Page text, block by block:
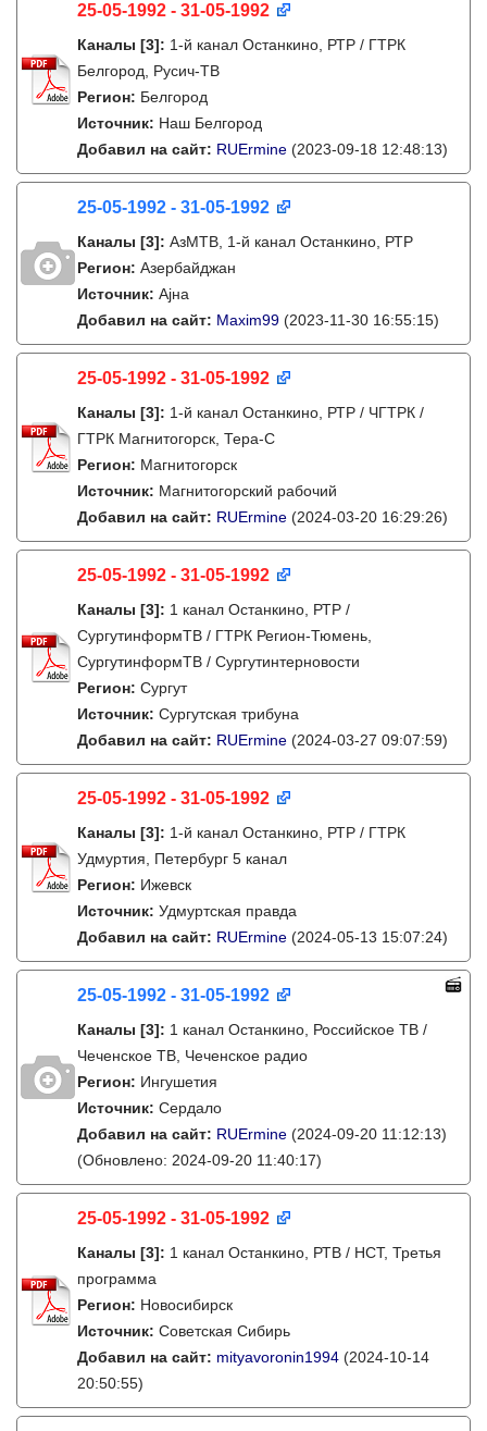
25-05-1992 - 31-05-1992
Каналы [3]: 1-й канал Останкино, РТР / ГТРК
Белгород, Русич-ТВ
Регион: Белгород
Источник: Наш Белгород
Добавил на сайт: RUErmine (2023-09-18 12:48:13)
25-05-1992 - 31-05-1992
Каналы [3]: АзМТВ, 1-й канал Останкино, РТР
Регион: Азербайджан
Источник: Ајна
Добавил на сайт: Maxim99 (2023-11-30 16:55:15)
25-05-1992 - 31-05-1992
Каналы [3]: 1-й канал Останкино, РТР / ЧГТРК /
ГТРК Магнитогорск, Тера-С
Регион: Магнитогорск
Источник: Магнитогорский рабочий
Добавил на сайт: RUErmine (2024-03-20 16:29:26)
25-05-1992 - 31-05-1992
Каналы [3]: 1 канал Останкино, РТР /
СургутинформТВ / ГТРК Регион-Тюмень,
СургутинформТВ / Сургутинтерновости
Регион: Сургут
Источник: Сургутская трибуна
Добавил на сайт: RUErmine (2024-03-27 09:07:59)
25-05-1992 - 31-05-1992
Каналы [3]: 1-й канал Останкино, РТР / ГТРК
Удмуртия, Петербург 5 канал
Регион: Ижевск
Источник: Удмуртская правда
Добавил на сайт: RUErmine (2024-05-13 15:07:24)
25-05-1992 - 31-05-1992
Каналы [3]: 1 канал Останкино, Российское ТВ /
Чеченское ТВ, Чеченское радио
Регион: Ингушетия
Источник: Сердало
Добавил на сайт: RUErmine (2024-09-20 11:12:13)
(Обновлено: 2024-09-20 11:40:17)
25-05-1992 - 31-05-1992
Каналы [3]: 1 канал Останкино, РТВ / НСТ, Третья
программа
Регион: Новосибирск
Источник: Советская Сибирь
Добавил на сайт: mityavoronin1994 (2024-10-14
20:50:55)